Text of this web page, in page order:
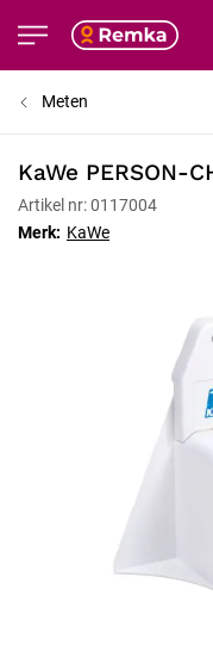
Meten
KaWe PERSON-
Artikel nr: 0117004
Merk: KaWe